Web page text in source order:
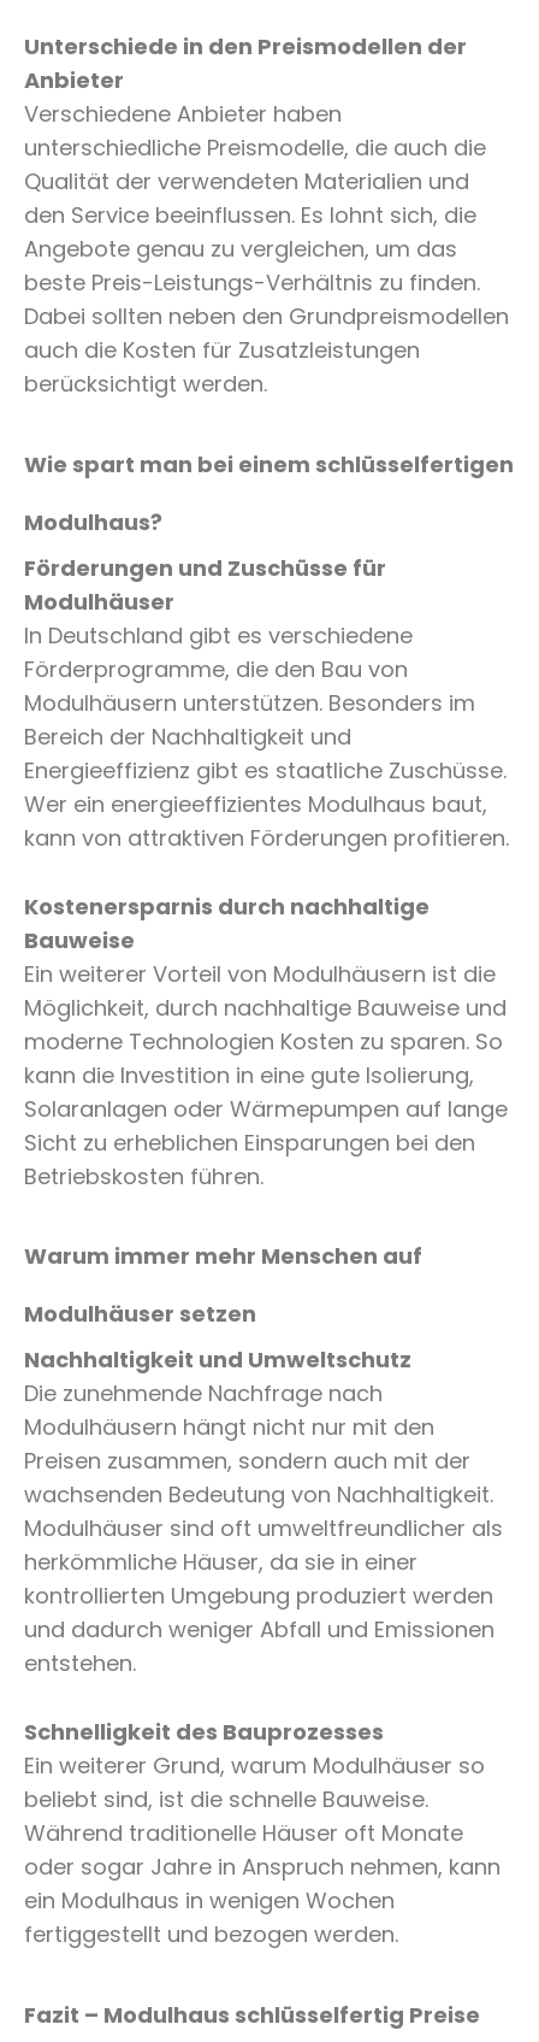
Unterschiede in den Preismodellen der
Anbieter
Verschiedene Anbieter haben
unterschiedliche Preismodelle, die auch die
Qualität der verwendeten Materialien und
den Service beeinflussen. Es lohnt sich, die
Angebote genau zu vergleichen, um das
beste Preis-Leistungs-Verhältnis zu finden.
Dabei sollten neben den Grundpreismodellen
auch die Kosten für Zusatzleistungen
berücksichtigt werden.
Wie spart man bei einem schlüsselfertigen
Modulhaus?
Förderungen und Zuschüsse für
Modulhäuser
In Deutschland gibt es verschiedene
Förderprogramme, die den Bau von
Modulhäusern unterstützen. Besonders im
Bereich der Nachhaltigkeit und
Energieeffizienz gibt es staatliche Zuschüsse.
Wer ein energieeffizientes Modulhaus baut,
kann von attraktiven Förderungen profitieren.
Kostenersparnis durch nachhaltige
Bauweise
Ein weiterer Vorteil von Modulhäusern ist die
Möglichkeit, durch nachhaltige Bauweise und
moderne Technologien Kosten zu sparen. So
kann die Investition in eine gute Isolierung,
Solaranlagen oder Wärmepumpen auf lange
Sicht zu erheblichen Einsparungen bei den
Betriebskosten führen.
Warum immer mehr Menschen auf
Modulhäuser setzen
Nachhaltigkeit und Umweltschutz
Die zunehmende Nachfrage nach
Modulhäusern hängt nicht nur mit den
Preisen zusammen, sondern auch mit der
wachsenden Bedeutung von Nachhaltigkeit.
Modulhäuser sind oft umweltfreundlicher als
herkömmliche Häuser, da sie in einer
kontrollierten Umgebung produziert werden
und dadurch weniger Abfall und Emissionen
entstehen.
Schnelligkeit des Bauprozesses
Ein weiterer Grund, warum Modulhäuser so
beliebt sind, ist die schnelle Bauweise.
Während traditionelle Häuser oft Monate
oder sogar Jahre in Anspruch nehmen, kann
ein Modulhaus in wenigen Wochen
fertiggestellt und bezogen werden.
Fazit – Modulhaus schlüsselfertig Preise